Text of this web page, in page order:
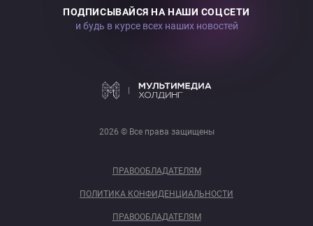
ПОДПИСЫВАЙСЯ НА НАШИ СОЦСЕТИ
и будь в курсе всех наших новостей
2026 © Все права защищены
ПРАВООБЛАДАТЕЛЯМ
ПОЛИТИКА КОНФИДЕНЦИАЛЬНОСТИ
ПРАВООБЛАДАТЕЛЯМ